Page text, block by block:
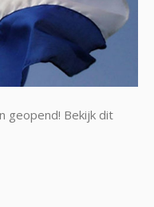
geopend! Bekijk dit